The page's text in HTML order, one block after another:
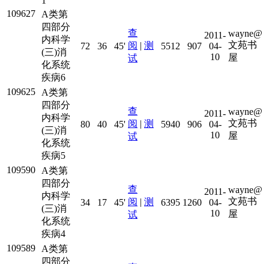
109627
A类第
四部分
内科学
(三)消
化系统
疾病6
72 36 45'
查
阅 | 测
试
5512 907
2011-
04-
10
wayne@
文苑书
屋
109625
A类第
四部分
内科学
(三)消
化系统
疾病5
80 40 45'
查
阅 | 测
试
5940 906
2011-
04-
10
wayne@
文苑书
屋
109590
A类第
四部分
内科学
(三)消
化系统
疾病4
34 17 45'
查
阅 | 测
试
6395 1260
2011-
04-
10
wayne@
文苑书
屋
109589
A类第
四部分